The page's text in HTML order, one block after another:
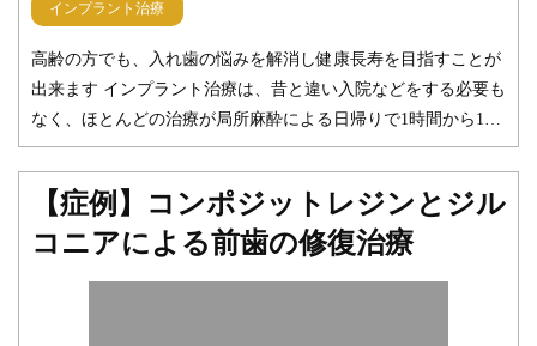
りに、お困りの症状や気になることがございましたら、どんな
参照ください セラミック治療｜みらい歯科 【症例】昔審美歯
科で治療したメタルボンドをジルコニアセラミックで再度修復
｜みらい歯科 みらい歯科 院長 出口 真太郎
インプラント治療
高齢の方でも、入れ歯の悩みを解消し健康長寿を目指すことが
出来ます インプラント治療は、昔と違い入院などをする必要も
なく、ほとんどの治療が局所麻酔による日帰りで1時間から1時
間半程度で行えるようになってきました。手術の当日からお食
を抜いたときと同じような程度でできるようになってきまし
た。 ただ、高齢の方へのインプラント治療には注意点がいくつ
【症例】コンポジットレジンとジル
コニアによる前歯の修復治療